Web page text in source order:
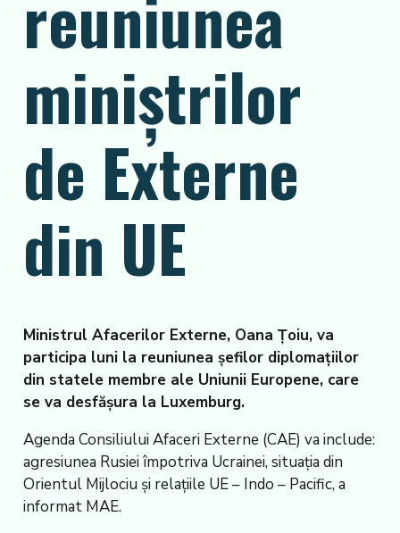
reuniunea
miniștrilor
de Externe
din UE
Ministrul Afacerilor Externe, Oana Țoiu, va
participa luni la reuniunea șefilor diplomațiilor
din statele membre ale Uniunii Europene, care
se va desfășura la Luxemburg.
Agenda Consiliului Afaceri Externe (CAE) va include:
agresiunea Rusiei împotriva Ucrainei, situația din
Orientul Mijlociu și relațiile UE – Indo – Pacific, a
informat MAE.